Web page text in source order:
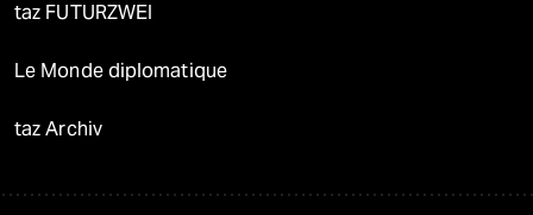
taz FUTURZWEI
Le Monde diplomatique
taz Archiv